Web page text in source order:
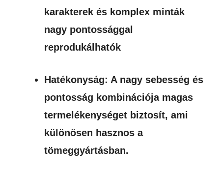
karakterek és komplex minták
nagy pontossággal
reprodukálhatók
Hatékonyság: A nagy sebesség és
pontosság kombinációja magas
termelékenységet biztosít, ami
különösen hasznos a
tömeggyártásban.